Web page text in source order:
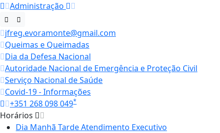
Administração
jfreg.evoramonte@gmail.com
Queimas e Queimadas
Dia da Defesa Nacional
Autoridade Nacional de Emergência e Proteção Civil
Serviço Nacional de Saúde
Covid-19 - Informações
+351 268 098 049*
Horários
Dia Manhã TardeAtendimento Executivo